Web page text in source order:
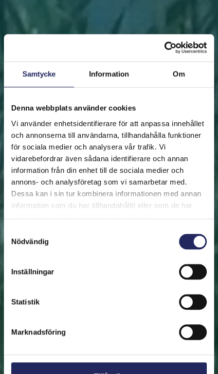
Samtycke Information Om
Denna webbplats använder cookies
Vi använder enhetsidentifierare för att anpassa innehållet
och annonserna till användarna, tillhandahålla funktioner
för sociala medier och analysera vår trafik. Vi
vidarebefordrar även sådana identifierare och annan
information från din enhet till de sociala medier och
annons- och analysföretag som vi samarbetar med.
Dessa kan i sin tur kombinera informationen med annan
information som du har tillhandahållit eller som de har
Nödvändig
Inställningar
Statistik
Marknadsföring
FRAMSIDAN HJÄLP ÖSTERSJÖN RÄDDA EN BIT
Rädda en bit
Hjälp oss att rädda Östersjön. Du kan också ge den
räddade biten som en present. En bit av Östersjön är